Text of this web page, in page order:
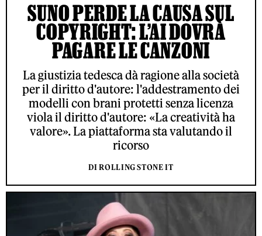
SUNO PERDE LA CAUSA SUL
COPYRIGHT: L’AI DOVRÀ
PAGARE LE CANZONI
La giustizia tedesca dà ragione alla società
per il diritto d'autore: l'addestramento dei
modelli con brani protetti senza licenza
viola il diritto d'autore: «La creatività ha
valore». La piattaforma sta valutando il
ricorso
DI ROLLING STONE IT